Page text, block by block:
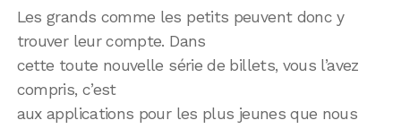
Les grands comme les petits peuvent donc y
trouver leur compte. Dans
cette toute nouvelle série de billets, vous l’avez
compris, c’est
aux applications pour les plus jeunes que nous